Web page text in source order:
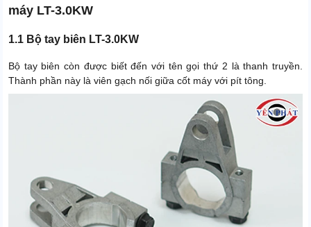
máy LT-3.0KW
1.1 Bộ tay biên LT-3.0KW
Bộ tay biên còn được biết đến với tên gọi thứ 2 là thanh truyền.
Thành phần này là viên gạch nối giữa cốt máy với pít tông.